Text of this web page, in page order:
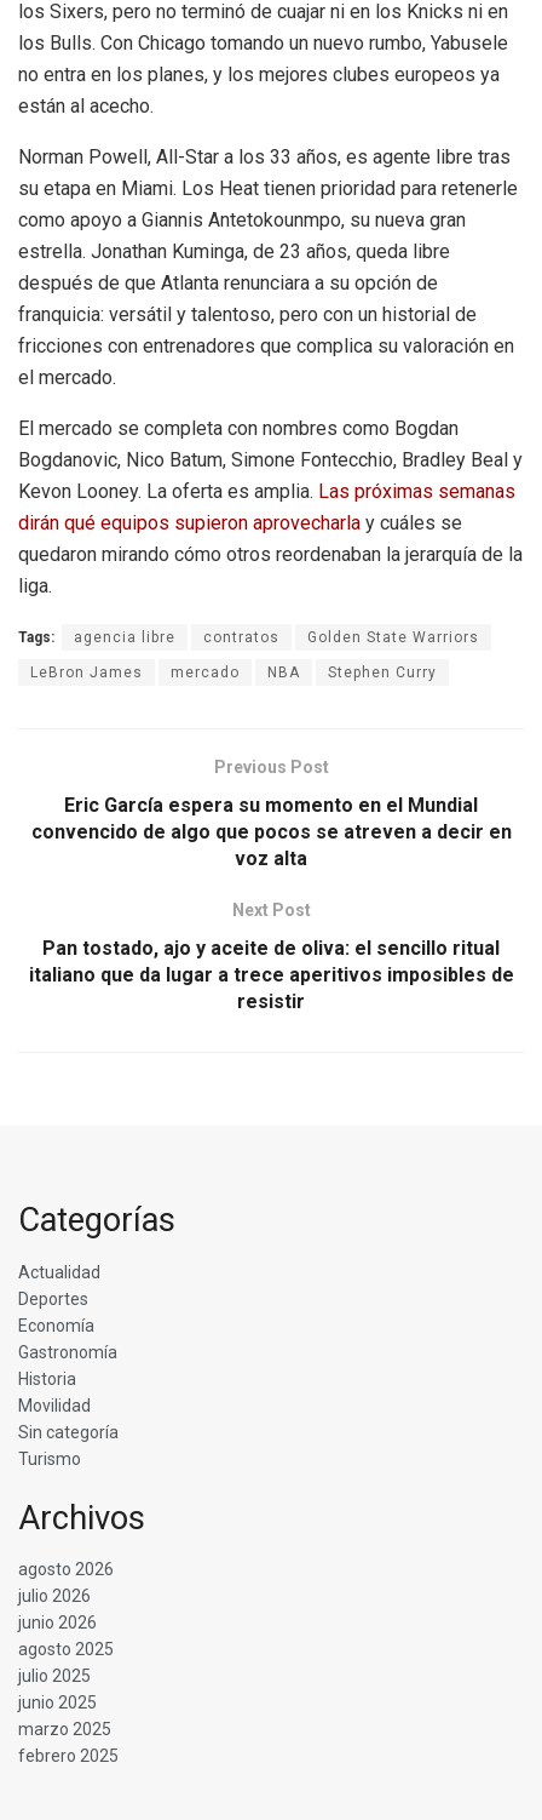
los Sixers, pero no terminó de cuajar ni en los Knicks ni en
los Bulls. Con Chicago tomando un nuevo rumbo, Yabusele
no entra en los planes, y los mejores clubes europeos ya
están al acecho.
Norman Powell, All-Star a los 33 años, es agente libre tras
su etapa en Miami. Los Heat tienen prioridad para retenerle
como apoyo a Giannis Antetokounmpo, su nueva gran
estrella. Jonathan Kuminga, de 23 años, queda libre
después de que Atlanta renunciara a su opción de
franquicia: versátil y talentoso, pero con un historial de
fricciones con entrenadores que complica su valoración en
el mercado.
El mercado se completa con nombres como Bogdan
Bogdanovic, Nico Batum, Simone Fontecchio, Bradley Beal y
Kevon Looney. La oferta es amplia. Las próximas semanas
dirán qué equipos supieron aprovecharla y cuáles se
quedaron mirando cómo otros reordenaban la jerarquía de la
liga.
Tags: agencia libre contratos Golden State Warriors
LeBron James mercado NBA Stephen Curry
Previous Post
Eric García espera su momento en el Mundial
convencido de algo que pocos se atreven a decir en
voz alta
Next Post
Pan tostado, ajo y aceite de oliva: el sencillo ritual
italiano que da lugar a trece aperitivos imposibles de
resistir
Categorías
Actualidad
Deportes
Economía
Gastronomía
Historia
Movilidad
Sin categoría
Turismo
Archivos
agosto 2026
julio 2026
junio 2026
agosto 2025
julio 2025
junio 2025
marzo 2025
febrero 2025